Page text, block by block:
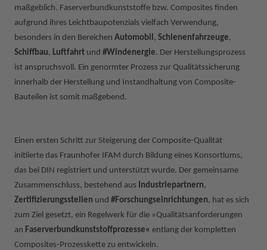
maßgeblich. Faserverbundkunststoffe bzw. Composites finden
aufgrund ihres Leichtbaupotenzials vielfach Verwendung,
besonders in den Bereichen Automobil, Schienenfahrzeuge,
Schiffbau, Luftfahrt und #Windenergie. Der Herstellungsprozess
ist anspruchsvoll. Ein genormter Prozess zur Qualitätssicherung
innerhalb der Herstellung und Instandhaltung von Composite-
Bauteilen ist somit maßgebend.
Einen ersten Schritt zur Steigerung der Composite-Qualität
initiierte das Fraunhofer IFAM durch Bildung eines Konsortiums,
das bei DIN registriert und unterstützt wurde. Der gemeinsame
Zusammenschluss, bestehend aus Industriepartnern,
Zertifizierungsstellen und #Forschungseinrichtungen, hat es sich
zum Ziel gesetzt, ein Regelwerk für die »Qualitätsanforderungen
an Faserverbundkunststoffprozesse« entlang der kompletten
Composites-Prozesskette zu entwickeln.